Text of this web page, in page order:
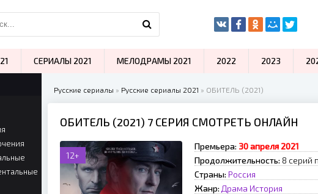
Русские сериалы » Русские сериалы 2021 » ОБИТЕЛЬ (2021)
ОБИТЕЛЬ (2021) 7 СЕРИЯ СМОТРЕТЬ ОНЛАЙН
12+
Премьера: 30 апреля 2021
Продолжительность: 8 серий
Страны: Россия
Жанр: Драма История
СЕРИАЛЫ 2021 МЕЛОДРАМЫ 2021 2022 2023